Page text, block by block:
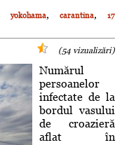
yokohama, carantina,
17
(54 vizualizări)
Numărul
persoanelor
infectate de la
bordul vasului
de croazieră
aflat în